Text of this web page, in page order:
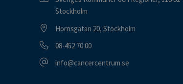
Stockholm
Besöksadress
Hornsgatan 20, Stockholm
Telefonnummer
08-452 70 00
E-postadress
info@cancercentrum.se